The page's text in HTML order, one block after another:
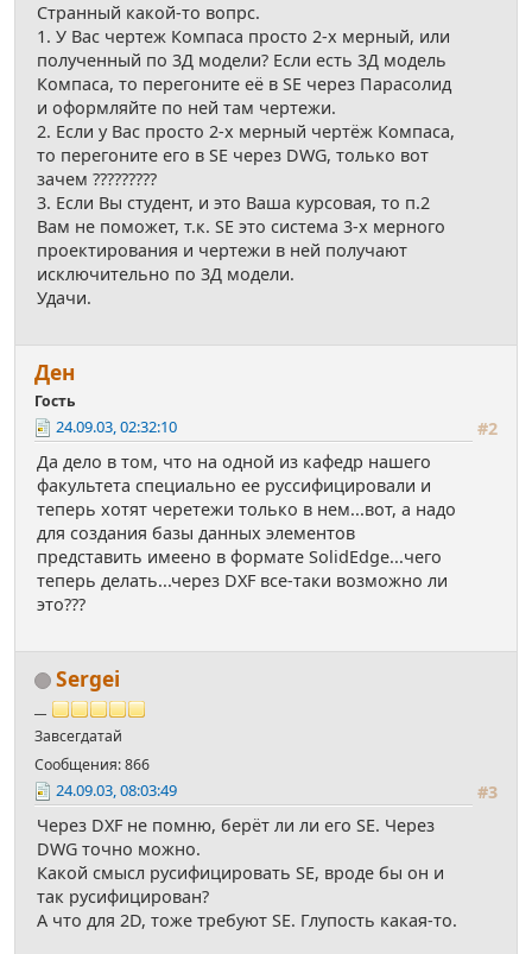
Странный какой-то вопрс.
1. У Вас чертеж Компаса просто 2-х мерный, или
полученный по 3Д модели? Если есть 3Д модель
Компаса, то перегоните её в SE через Парасолид
и оформляйте по ней там чертежи.
2. Если у Вас просто 2-х мерный чертёж Компаса,
то перегоните его в SE через DWG, только вот
зачем ?????????
3. Если Вы студент, и это Ваша курсовая, то п.2
Вам не поможет, т.к. SE это система 3-х мерного
проектирования и чертежи в ней получают
исключительно по 3Д модели.
Удачи.
Ден
Гость
#2
24.09.03, 02:32:10
Да дело в том, что на одной из кафедр нашего
факультета специально ее руссифицировали и
теперь хотят черетежи только в нем...вот, а надо
для создания базы данных элементов
представить имеено в формате SolidEdge...чего
теперь делать...через DXF все-таки возможно ли
это???
Sergei
Завсегдатай
Сообщения: 866
#3
24.09.03, 08:03:49
Через DXF не помню, берёт ли ли его SE. Через
DWG точно можно.
Какой смысл русифицировать SE, вроде бы он и
так русифицирован?
А что для 2D, тоже требуют SE. Глупость какая-то.